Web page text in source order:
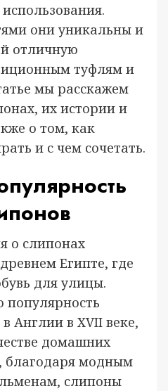
они уникальны и
отличную
туфлям и
мы расскажем
их истории и
о том, как
и с чем сочетать.
о слипонах
Египте, где
для улицы.
Англии в XVII веке,
домашних
благодаря модным
слипоны